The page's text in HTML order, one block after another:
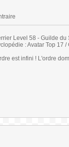
Level 58 - Guilde
: Avatar Top 17 /
est infini ! L'ordre